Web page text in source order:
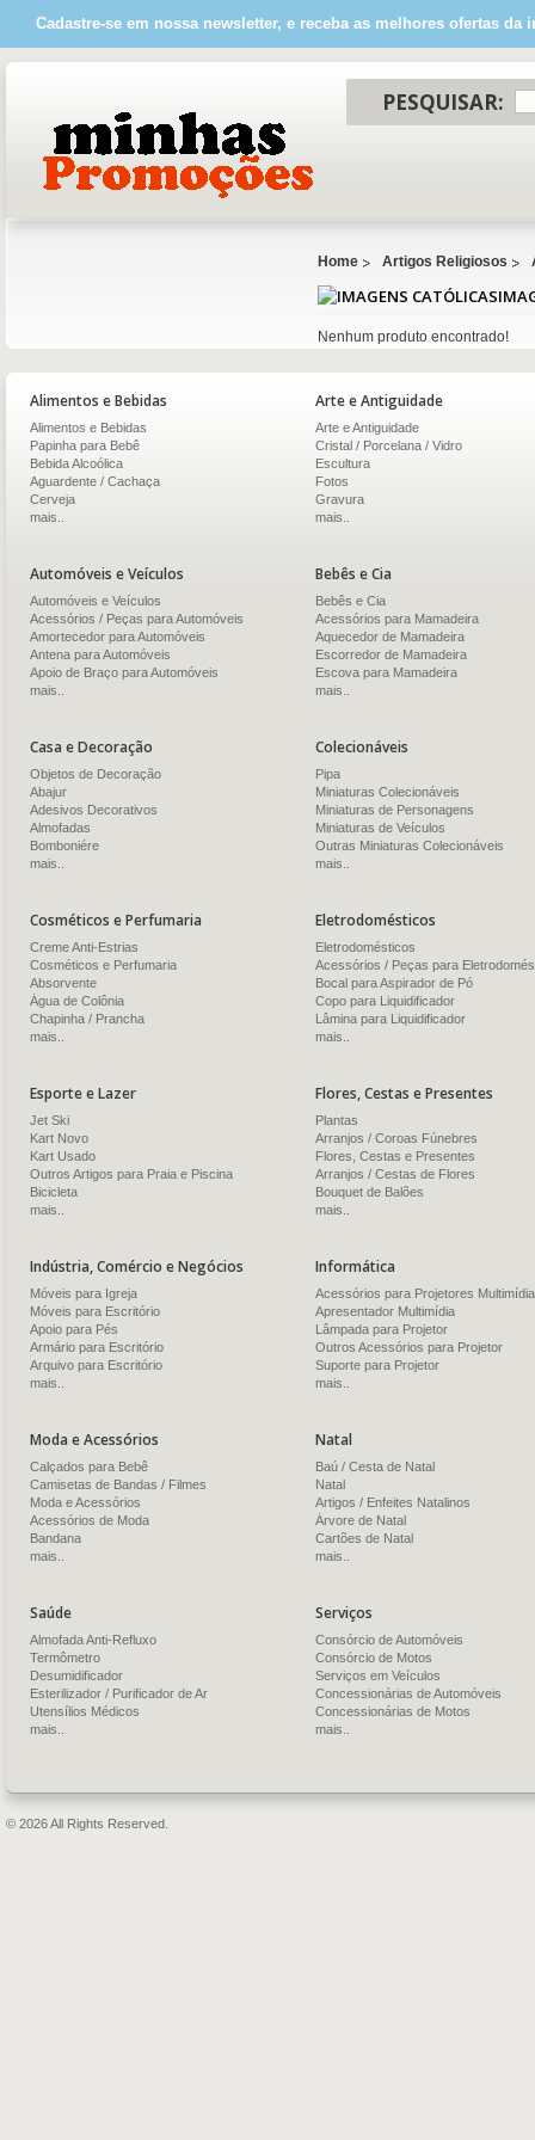
Cadastre-se em nossa newsletter, e receba as melhores ofertas da
PESQUISAR:
Home Artigos Religiosos
Nenhum produto encontrado!
Alimentos e Bebidas
Alimentos e Bebidas
Papinha para Bebê
Bebida Alcoólica
Aguardente / Cachaça
Cerveja
mais..
Arte e Antiguidade
Arte e Antiguidade
Cristal / Porcelana / Vidro
Escultura
Fotos
Gravura
mais..
Automóveis e Veículos
Automóveis e Veículos
Acessórios / Peças para Automóveis
Amortecedor para Automóveis
Antena para Automóveis
Apoio de Braço para Automóveis
mais..
Bebês e Cia
Bebês e Cia
Acessórios para Mamadeira
Aquecedor de Mamadeira
Escorredor de Mamadeira
Escova para Mamadeira
mais..
Casa e Decoração
Objetos de Decoração
Abajur
Adesivos Decorativos
Almofadas
Bomboniére
mais..
Colecionáveis
Pipa
Miniaturas Colecionáveis
Miniaturas de Personagens
Miniaturas de Veículos
Outras Miniaturas Colecionáveis
mais..
Cosméticos e Perfumaria
Creme Anti-Estrias
Cosméticos e Perfumaria
Absorvente
Água de Colônia
Chapinha / Prancha
mais..
Eletrodomésticos
Eletrodomésticos
Acessórios / Peças para
Bocal para Aspirador de Pó
Copo para Liquidificador
Lâmina para Liquidificador
mais..
Esporte e Lazer
Jet Ski
Kart Novo
Kart Usado
Outros Artigos para Praia e Piscina
Bicicleta
mais..
Flores, Cestas e Presentes
Plantas
Arranjos / Coroas Fúnebres
Flores, Cestas e Presentes
Arranjos / Cestas de Flores
Bouquet de Balões
mais..
Indústria, Comércio e Negócios
Móveis para Igreja
Móveis para Escritório
Apoio para Pés
Armário para Escritório
Arquivo para Escritório
mais..
Informática
Acessórios para Projetores Multimídia
Apresentador Multimídia
Lâmpada para Projetor
Outros Acessórios para Projetor
Suporte para Projetor
mais..
Moda e Acessórios
Calçados para Bebê
Camisetas de Bandas / Filmes
Moda e Acessórios
Acessórios de Moda
Bandana
mais..
Natal
Baú / Cesta de Natal
Natal
Artigos / Enfeites Natalinos
Árvore de Natal
Cartões de Natal
mais..
Saúde
Almofada Anti-Refluxo
Termômetro
Desumidificador
Esterilizador / Purificador de Ar
Utensílios Médicos
mais..
Serviços
Consórcio de Automóveis
Consórcio de Motos
Serviços em Veículos
Concessionárias de Automóveis
Concessionárias de Motos
mais..
© 2026 All Rights Reserved.